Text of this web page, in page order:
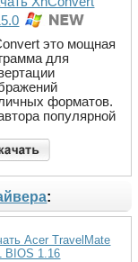
это мощная
для
форматов.
популярной
:
Acer TravelMate
BIOS 1.16